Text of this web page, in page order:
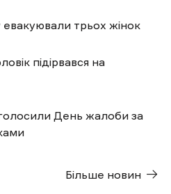
евакуювали трьох жінок
підірвався на
День жалоби за
Більше новин